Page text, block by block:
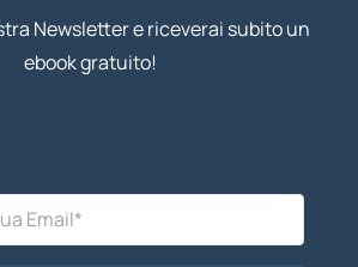
Newsletter e riceverai subito un
ebook gratuito!